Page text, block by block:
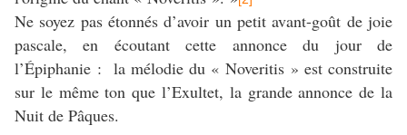
Ne soyez pas étonnés d’avoir un petit avant-goût de joie
pascale, en écoutant cette annonce du jour de
l’Épiphanie : la mélodie du « Noveritis » est construite
sur le même ton que l’Exultet, la grande annonce de la
Nuit de Pâques.